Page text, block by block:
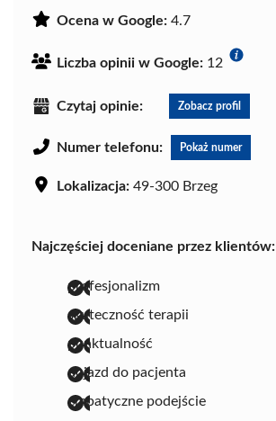
Ocena w Google: 4.7
Liczba opinii w Google: 12
Czytaj opinie: Zobacz profil
Numer telefonu: Pokaż numer
Lokalizacja: 49-300 Brzeg
Najczęściej doceniane przez klientów:
profesjonalizm
skuteczność terapii
punktualność
dojazd do pacjenta
empatyczne podejście